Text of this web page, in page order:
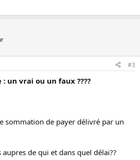
#3
un vrai ou un faux ????
sommation de payer délivré par un
de qui et dans quel délai??